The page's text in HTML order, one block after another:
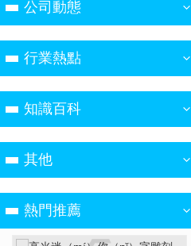
公司動態
行業熱點
知識百科
其他
熱門推薦